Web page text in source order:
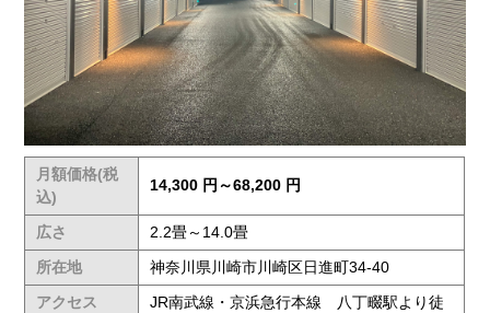
月額価格(税
込)
14,300 円～68,200 円
広さ
2.2畳～14.0畳
所在地
神奈川県川崎市川崎区日進町34-40
アクセス
JR南武線・京浜急行本線 八丁畷駅より徒